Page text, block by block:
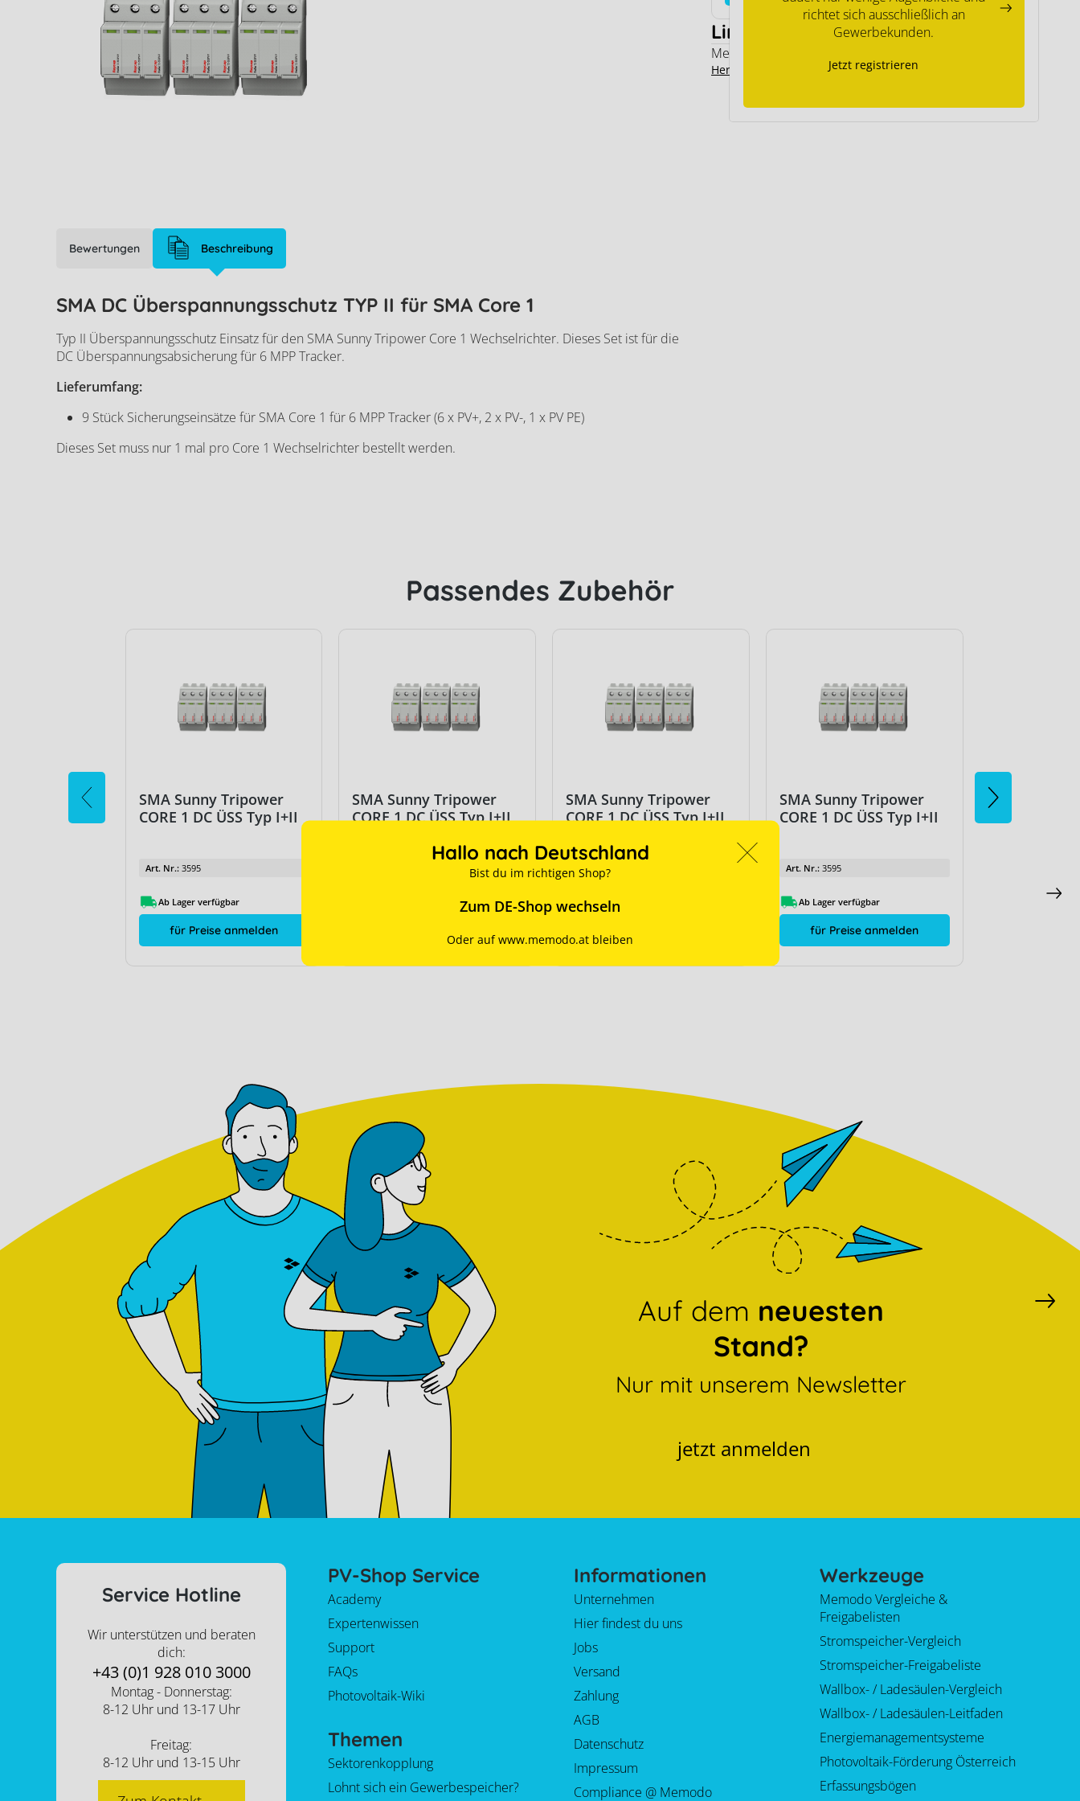
richtet sich ausschließlich an
Gewerbekunden.
Jetzt registrieren
Links
Memodo Expertenwissen
Hersteller Kontakt
Bewertungen Beschreibung
SMA DC Überspannungsschutz TYP II für SMA Core 1
Typ II Überspannungsschutz Einsatz für den SMA Sunny Tripower Core 1 Wechselrichter. Dieses Set ist für die
DC Überspannungsabsicherung für 6 MPP Tracker.
Lieferumfang:
9 Stück Sicherungseinsätze für SMA Core 1 für 6 MPP Tracker (6 x PV+, 2 x PV-, 1 x PV PE)
Dieses Set muss nur 1 mal pro Core 1 Wechselrichter bestellt werden.
Passendes Zubehör
Typ I+II
SMA Sunny Tripower
CORE 1 DC ÜSS Typ I+II
Art. Nr.: 3595
Ab Lager verfügbar
für Preise anmelden
SMA Sunny Tripower
CORE 1 DC ÜSS Typ I+II
SMA Sunny Tripower
CORE 1 DC ÜSS Typ I+II
Art. Nr.:3595
Ab Lager verfügbar
SMA Sunny Tripower
CORE 1 DC ÜSS Typ I+II
Art. Nr.: 3595
Ab Lager verfügbar
für Preise anmelden
SMA Sunny
CORE 1 DC
Ab Lager
Auf dem neuesten
Stand?
Nur mit unserem Newsletter
jetzt anmelden
Service Hotline
Wir unterstützen und beraten
dich:
+43 (0)1 928 010 3000
Montag - Donnerstag:
8-12 Uhr und 13-17 Uhr
Freitag:
8-12 Uhr und 13-15 Uhr
PV-Shop Service
Academy
Expertenwissen
Support
FAQs
Photovoltaik-Wiki
Themen
Sektorenkopplung
Lohnt sich ein Gewerbespeicher?
Informationen
Unternehmen
Hier findest du uns
Jobs
Versand
Zahlung
AGB
Datenschutz
Impressum
Compliance @ Memodo
Werkzeuge
Memodo Vergleiche &
Freigabelisten
Stromspeicher-Vergleich
Stromspeicher-Freigabeliste
Wallbox- / Ladesäulen-Vergleich
Wallbox- / Ladesäulen-Leitfaden
Energiemanagementsysteme
Photovoltaik-Förderung Österreich
Erfassungsbögen
Hallo nach Deutschland
Bist du im richtigen Shop?
Zum DE-Shop wechseln
Oder auf www.memodo.at bleiben